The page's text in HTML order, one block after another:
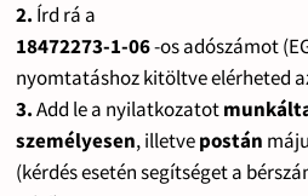
2. Írd rá a
18472273-1-06-os adószámot
nyomtatáshoz kitöltve elérheted
3.Add le a nyilatkozatot
személyesen, illetvepostán
(kérdés esetén segítséget a